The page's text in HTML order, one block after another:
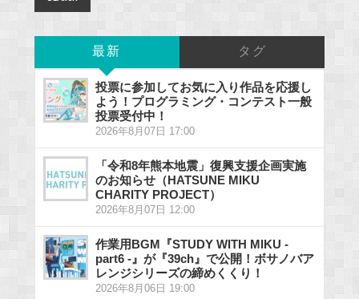
最新 タグ
投票に参加してお気に入り作品を応援し
よう！プログラミング・コンテスト一般
投票受付中！
2026年8月07日 17:00
「令和8年熊本地震」復興支援企画実施
のお知らせ（HATSUNE MIKU
CHARITY PROJECT）
2026年8月07日 12:00
作業用BGM『STUDY WITH MIKU -
part6 -』が『39ch』で公開！ボサノバア
レンジシリーズの締めくくり！
2026年8月06日 19:00